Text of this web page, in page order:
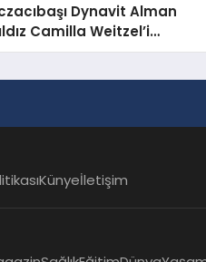
Dynavit Alman
Camilla Weitzel’i
etti
Künyeİletişim